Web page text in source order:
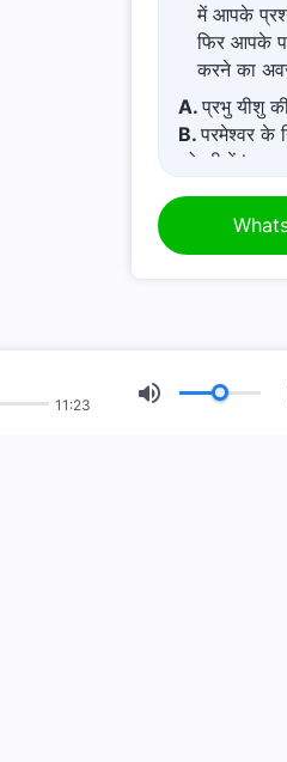
में आपके
फिर आपके
करने का
A.प्रभु यीशु
B.परमेश्वर के
को सीखें l
मेरे पास
कठिन
11:23